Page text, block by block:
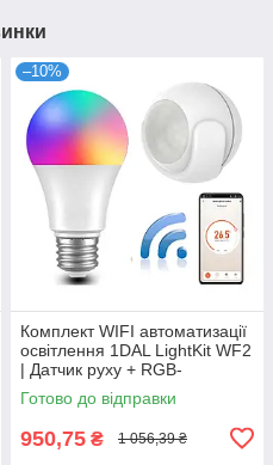
–10%
Комплект WIFI автоматизації
освітлення 1DAL LightKit WF2
| Датчик руху + RGB-
лампочка E27 | APP "Tuya"
Готово до відправки
950,75 ₴ 1 056,39 ₴